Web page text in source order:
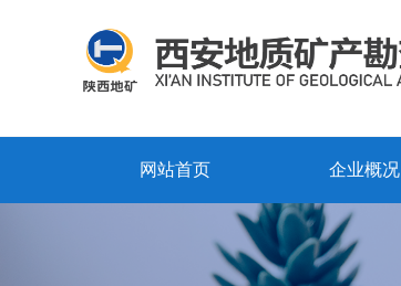
网站首页 企业概况